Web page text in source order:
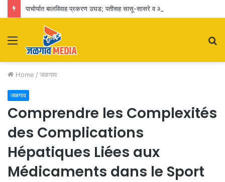
Menu
Home / जळगाव
जळगाव
Comprendre les Complexités
des Complications
Hépatiques Liées aux
Médicaments dans le Sport